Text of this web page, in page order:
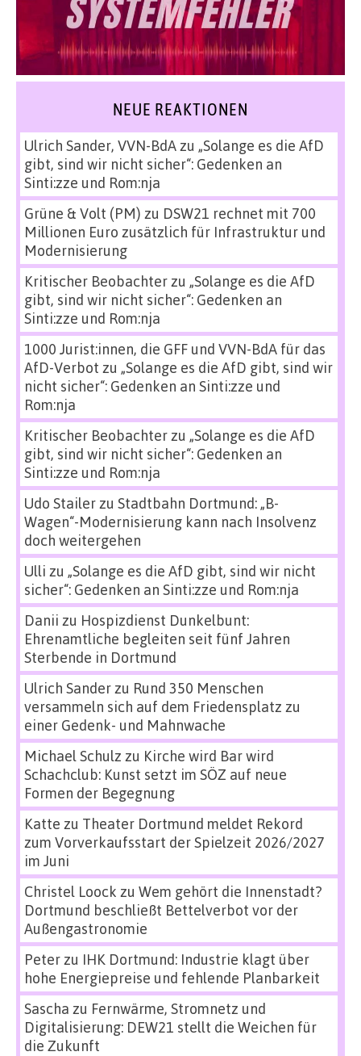
NEUE REAKTIONEN
Ulrich Sander, VVN-BdAzu „Solange es die AfD
gibt, sind wir nicht sicher“: Gedenken an
Sinti:zze und Rom:nja
Grüne & Volt (PM) zu DSW21 rechnet mit 700
Millionen Euro zusätzlich für Infrastruktur und
Modernisierung
Kritischer Beobachterzu „Solange es die AfD
gibt, sind wir nicht sicher“: Gedenken an
Sinti:zze und Rom:nja
1000 Jurist:innen, die GFF und VVN-BdA für das
AfD-Verbot zu „Solange es die AfD gibt, sind wir
nicht sicher“: Gedenken an Sinti:zze und
Rom:nja
Kritischer Beobachterzu „Solange es die AfD
gibt, sind wir nicht sicher“: Gedenken an
Sinti:zze und Rom:nja
Udo Stailerzu Stadtbahn Dortmund: „B-
Wagen“-Modernisierung kann nach Insolvenz
doch weitergehen
Ulli zu „Solange es die AfD gibt, sind wir nicht
sicher“: Gedenken an Sinti:zze und Rom:nja
Danii zu Hospizdienst Dunkelbunt:
Ehrenamtliche begleiten seit fünf Jahren
Sterbende in Dortmund
Ulrich Sanderzu Rund 350 Menschen
versammeln sich auf dem Friedensplatz zu
einer Gedenk- und Mahnwache
Michael Schulz zu Kirche wird Bar wird
Schachclub: Kunst setzt im SÖZ auf neue
Formen der Begegnung
Katte zu Theater Dortmund meldet Rekord
zum Vorverkaufsstart der Spielzeit 2026/2027
im Juni
Christel Loock zu Wem gehört die Innenstadt?
Dortmund beschließt Bettelverbot vor der
Außengastronomie
Peterzu IHK Dortmund: Industrie klagt über
hohe Energiepreise und fehlende Planbarkeit
Sascha zu Fernwärme, Stromnetz und
Digitalisierung: DEW21 stellt die Weichen für
die Zukunft